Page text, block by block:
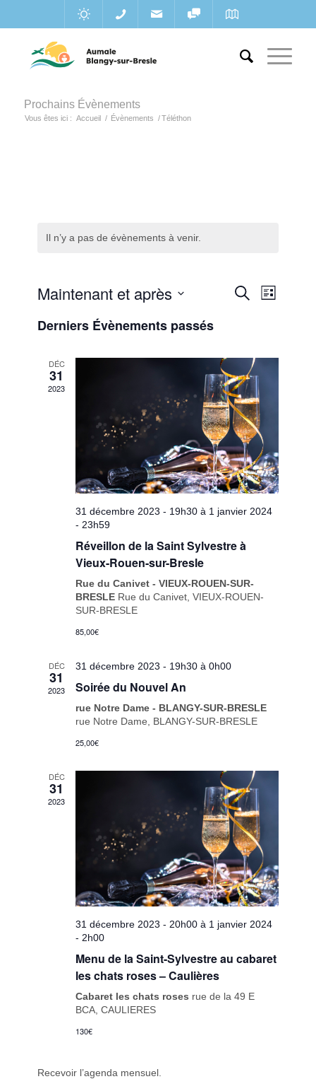
Prochains Évènements
Vous êtes ici : Accueil / Évènements / Téléthon
Il n’y a pas de évènements à venir.
de
vues
Recherche
Liste
Maintenant et après
une
Derniers Évènements passés
DÉC
31
2023
31 décembre 2023 - 19h30 à 1 janvier 2024
- 23h59
Réveillon de la Saint Sylvestre à
Vieux-Rouen-sur-Bresle
Rue du Canivet - VIEUX-ROUEN-SUR-
BRESLE Rue du Canivet, VIEUX-ROUEN-
SUR-BRESLE
85,00€
DÉC
31
2023
31 décembre 2023 - 19h30 à0h00
Soirée du Nouvel An
rue Notre Dame - BLANGY-SUR-BRESLE
rue Notre Dame, BLANGY-SUR-BRESLE
25,00€
DÉC
31
2023
31 décembre 2023 - 20h00 à 1 janvier 2024
- 2h00
Menu de la Saint-Sylvestre au cabaret
les chats roses – Caulières
Cabaret les chats roses rue de la 49 E
BCA, CAULIERES
130€
Recevoir l’agenda mensuel.